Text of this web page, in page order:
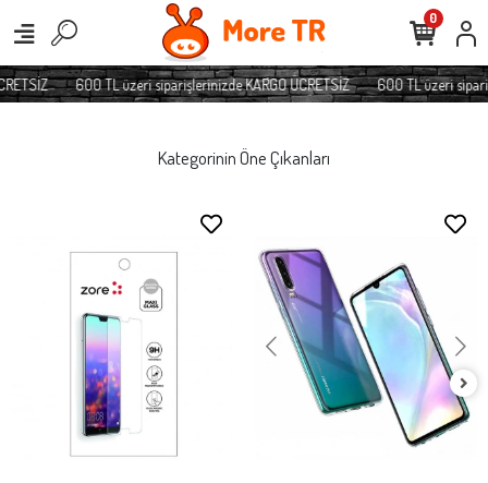
600 TL üzeri siparişlerinizde KARGO ÜCRETSİZ 600 TL üzeri
0
Kategorinin Öne Çıkanları